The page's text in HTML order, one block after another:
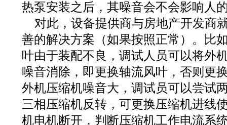
热泵安装之后，其噪音会不会影响人
对此，设备提供商与房地产开发商
善的解决方案（如果按照正常）。比
叶由于装配不良，调试人员可以将外
噪音消除，即更换轴流风叶，否则更
外机压缩机噪音大，调试员可以尝试
三相压缩机反转，可更换压缩机进线
机电机断开，判断压缩机工作电流系